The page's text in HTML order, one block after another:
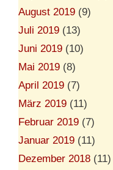
August 2019 (9)
Juli 2019 (13)
Juni 2019 (10)
Mai 2019 (8)
April 2019 (7)
März 2019 (11)
Februar 2019 (7)
Januar 2019 (11)
Dezember 2018 (11)